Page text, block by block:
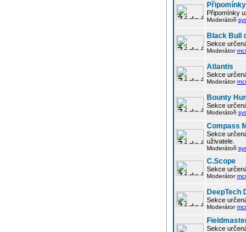
Připomínky
Moderátoři
Black Bull
Sekce
Moderátor
Atlantis
Sekce
Moderátor
Bounty
Sekce
Moderátoři
Compass
Sekce
uživatele.
Moderátoři
C.Scope
Sekce
Moderátor
DeepTech
Sekce
Moderátor
Sekce